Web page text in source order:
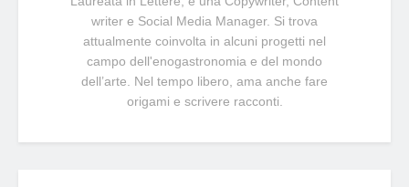
writer e Social Media Manager. Si trova
attualmente coinvolta in alcuni progetti nel
campo dell'enogastronomia e del mondo
dell’arte. Nel tempo libero, ama anche fare
origami e scrivere racconti.